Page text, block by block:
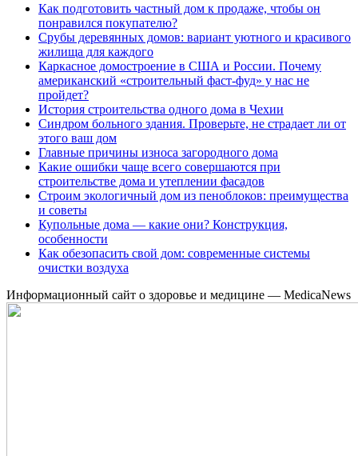
Как подготовить частный дом к продаже, чтобы он
понравился покупателю?
Срубы деревянных домов: вариант уютного и красивого
жилища для каждого
Каркасное домостроение в США и России. Почему
американский «строительный фаст-фуд» у нас не
пройдет?
История строительства одного дома в Чехии
Синдром больного здания. Проверьте, не страдает ли от
этого ваш дом
Главные причины износа загородного дома
Какие ошибки чаще всего совершаются при
строительстве дома и утеплении фасадов
Строим экологичный дом из пеноблоков: преимущества
и советы
Купольные дома — какие они? Конструкция,
особенности
Как обезопасить свой дом: современные системы
очистки воздуха
Информационный сайт о здоровье и медицине — MedicaNews